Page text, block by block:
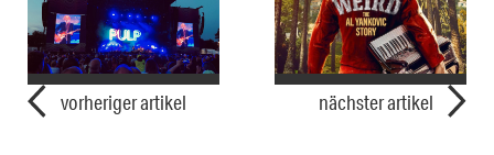
vorheriger artikel nächster artikel